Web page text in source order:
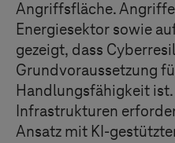
Angriffsfläche.
Energiesektor sowie
gezeigt, dass
Grundvoraussetzung
Handlungsfähigkeit
Infrastrukturen
Ansatz mit KI-